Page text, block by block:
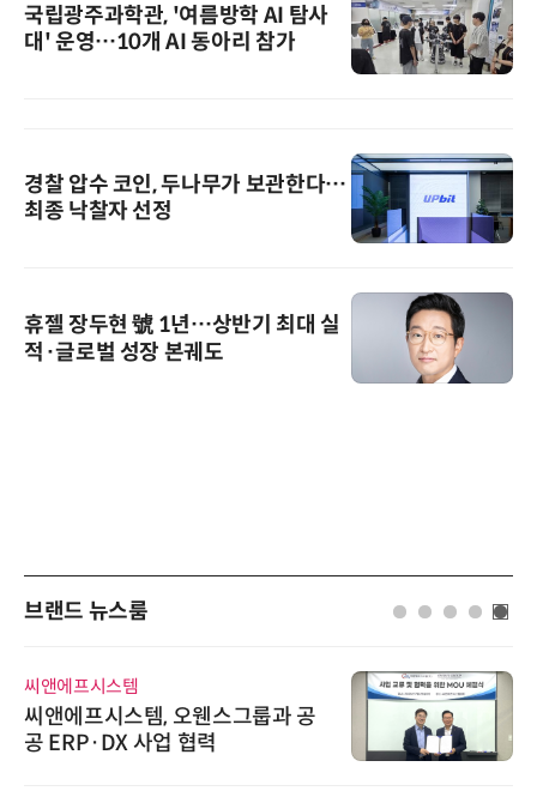
국립광주과학관, '여름방학 AI 탐사
대' 운영…10개 AI 동아리 참가
경찰 압수 코인, 두나무가 보관한다…
최종 낙찰자 선정
휴젤 장두현 號 1년…상반기 최대 실
적·글로벌 성장 본궤도
브랜드 뉴스룸
씨앤에프시스템
씨앤에프시스템, 오웬스그룹과 공
공 ERP·DX 사업 협력